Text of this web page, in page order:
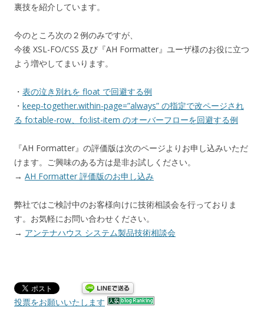
裏技を紹介しています。
今のところ次の２例のみですが、
今後 XSL-FO/CSS 及び『AH Formatter』ユーザ様のお役に立つ
よう増やしてまいります。
・ 表の泣き別れを float で回避する例
・ keep-together.within-page=”always” の指定で改ページされ
る fo:table-row、fo:list-item のオーバーフローを回避する例
『AH Formatter』の評価版は次のページよりお申し込みいただ
けます。ご興味のある方は是非お試しください。
→ AH Formatter 評価版のお申し込み
弊社ではご検討中のお客様向けに技術相談会を行っておりま
す。お気軽にお問い合わせください。
→ アンテナハウス システム製品技術相談会
投票をお願いいたします